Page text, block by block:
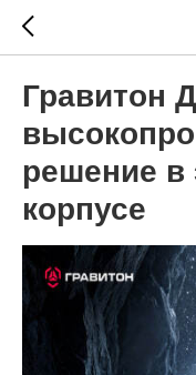
Гравитон
решение в
корпусе